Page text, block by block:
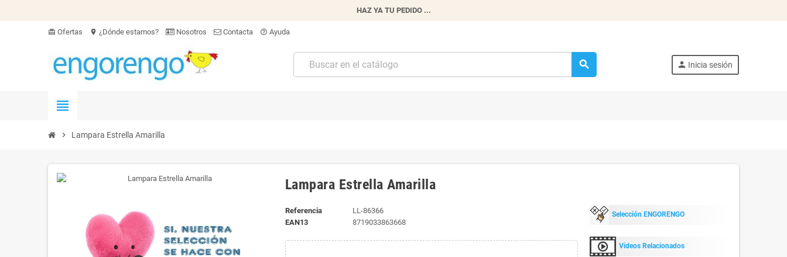
HAZ YA TU PEDIDO ...
card_giftcard Ofertas location_on ¿Dónde estamos? Nosotros Contacta help_outline Ayuda
search person Inicia sesión
view_headline
chevron_right Lampara Estrella Amarilla
Lampara Estrella Amarilla
Referencia
LL-86366
EAN13
8719033863668
Selección ENGORENGO
Videos Relacionados